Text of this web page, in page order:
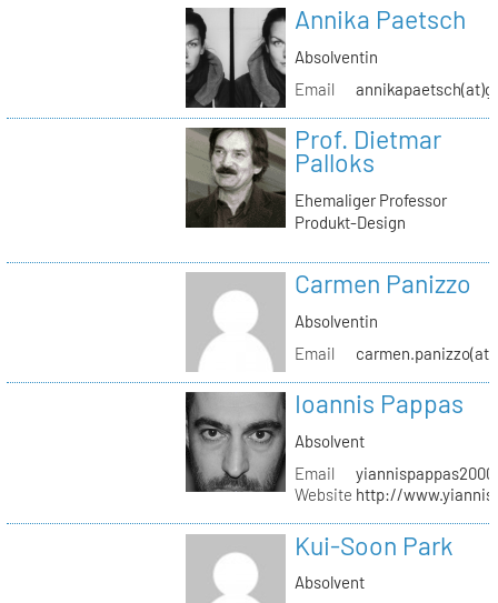
Annika Paetsch
Absolventin
Email
Prof. Dietmar
Palloks
Ehemaliger Professor
Produkt-Design
Carmen Panizzo
Absolventin
Email
Ioannis Pappas
Absolvent
Email
Website http://
Kui-Soon Park
Absolvent